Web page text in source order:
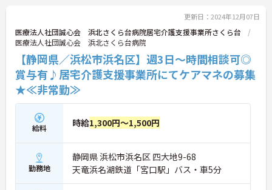
更新日：2024年12月07日
医療法人社団誠心会 浜北さくら台病院居宅介護支援事業所さくら台
医療法人社団誠心会 浜北さくら台病院
【静岡県／浜松市浜名区】週3日～時間相談可◎
賞与有♪居宅介護支援事業所にてケアマネの募集
★≪非常勤≫
給料 時給1,300円～1,500円
勤務地
静岡県 浜松市浜名区 四大地9-68
天竜浜名湖鉄道「宮口駅」バス・車5分